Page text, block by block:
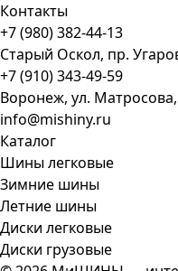
Контакты
+7 (980) 382-44-13
Старый Оскол, пр.
+7 (910) 343-49-59
Воронеж, ул.
info@mishiny.ru
Каталог
Шины легковые
Зимние шины
Летние шины
Диски легковые
Диски грузовые